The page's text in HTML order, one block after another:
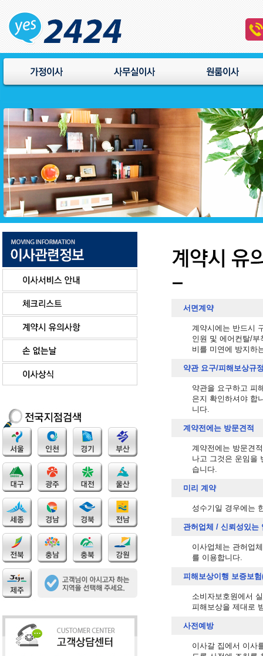
서면계약
계약시에는 반드시
인원 및 에어컨탈/
비를 미연에 방지하
약관 요구/피해보상규
약관을 요구하고 피
은지 확인하셔야 합
니다.
계약전에는 방문견적
계약전에는 방문견
나고 그것은 운임을
습니다.
미리 계약
성수기일 경우에는
관허업체 / 신뢰성있는
이사업체는 관허업
를 이용합니다.
피해보상이행 보증보
소비자보호원에서
피해보상을 제대로
사전예방
이사갈 집에서 이사